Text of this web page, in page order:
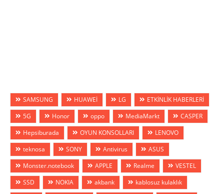
SAMSUNG HUAWEİ LG
ETKİNLİK HABERLERİ
5G
Honor oppo MediaMarkt
CASPER
Hepsiburada
OYUN KONSOLLARI
LENOVO
teknosa
SONY Antivirus
ASUS
Monster.notebook
APPLE Realme
VESTEL
SSD
NOKIA akbank
kablosuz kulaklık